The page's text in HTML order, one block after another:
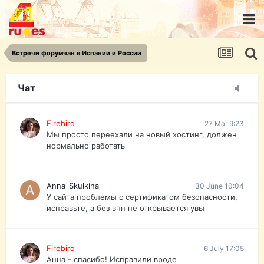
Встречи форумчан в Испании и России
Чат
urist.dokument@gmail.com
https://pasport-ua.com/
Телеграмм @uristpassua
Firebird
Друзья - из России без VPN сайт и форум
Firebird 27 Mar 9:23
Мы просто переехали на новый хостинг, должен
нормально работать
Anna_Skulkina 30 June 10:04
У сайта проблемы с сертификатом безопасности,
исправьте, а без впн не открывается увы
Firebird 6 July 17:05
Анна - спасибо! Исправили вроде